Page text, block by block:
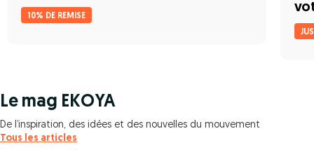
10% DE REMISE
Le mag EKOYA
De l’inspiration, des idées et des nouvelles du mouvement
Tous les articles